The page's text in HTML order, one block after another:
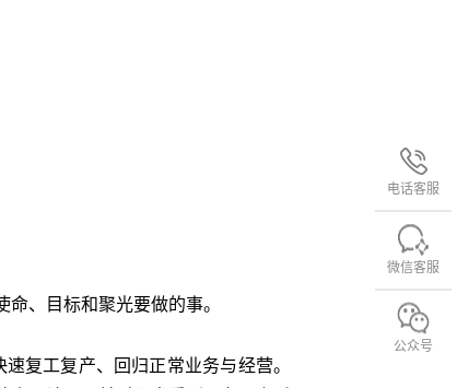
电话客服
微信客服
公众号
、目标和聚光要做的事。
复工复产、回归正常业务与经营。